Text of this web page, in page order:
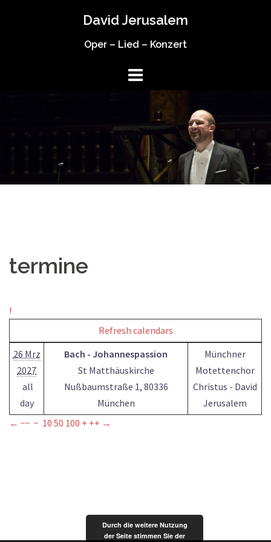
David Jerusalem
Oper – Lied – Konzert
termine
!
Refresh calendars
26 Mrz
2027
all
day
Bach - Johannespassion
St Matthäuskirche
Nußbaumstraße 1, 80336
München
Münchner
Motettenchor
Christus - David
Jerusalem
← −− − 10 50 100 + ++ →
Durch die weitere Nutzung
der Seite stimmen Sie der